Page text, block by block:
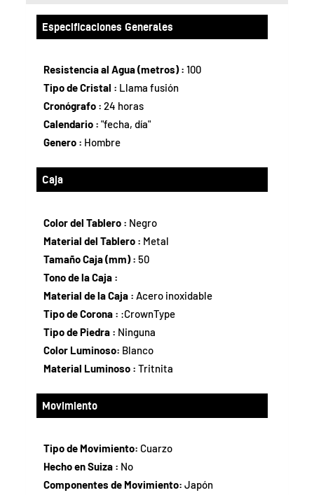
Especificaciones Generales
Resistencia al Agua (metros) :100
Tipo de Cristal : Llama fusión
Cronógrafo :24 horas
Calendario :"fecha, día"
Genero : Hombre
Caja
Color del Tablero : Negro
Material del Tablero : Metal
Tamaño Caja (mm) :50
Tono de la Caja :
Material de la Caja :Acero inoxidable
Tipo de Corona : :CrownType
Tipo de Piedra : Ninguna
Color Luminoso: Blanco
Material Luminoso :Tritnita
Movimiento
Tipo de Movimiento: Cuarzo
Hecho en Suiza : No
Componentes de Movimiento:Japón